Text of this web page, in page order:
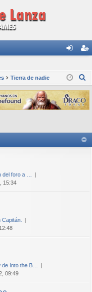
nti
fic
ar
ist
ra
rs
Tierra de nadie
s
c
r
del foro a …
15:34
de Into the B…
09:49